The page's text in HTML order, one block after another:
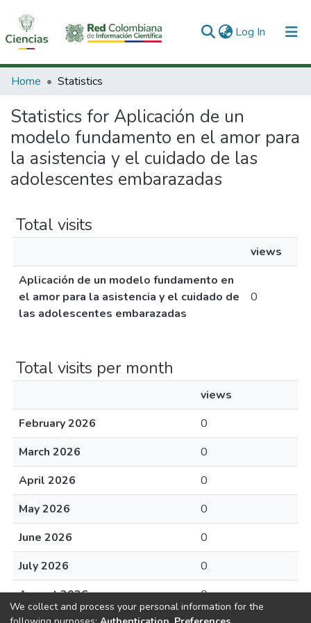
Log In (current)
Communities & Collections
All of DSpace
Home Statistics
Statistics for Aplicación de un
modelo fundamento en el amor para
la asistencia y el cuidado de las
adolescentes embarazadas
Total visits
views
Aplicación de un modelo fundamento en
el amor para la asistencia y el cuidado de
las adolescentes embarazadas
0
Total visits per month
views
February 2026
0
March 2026
0
April 2026
0
May 2026
0
June 2026
0
July 2026
0
August 2026
0
We collect and process your personal information for the